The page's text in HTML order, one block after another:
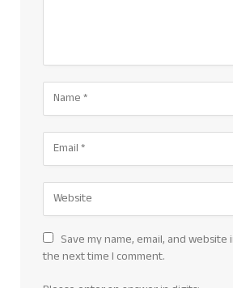
Save my name, email, and
the next time I comment.